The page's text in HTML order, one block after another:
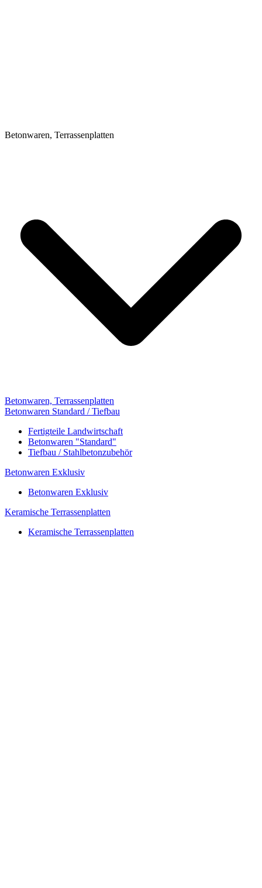
Betonwaren, Terrassenplatten
Betonwaren, Terrassenplatten
Betonwaren Standard / Tiefbau
Fertigteile Landwirtschaft
Betonwaren "Standard"
Tiefbau / Stahlbetonzubehör
Betonwaren Exklusiv
Betonwaren Exklusiv
Keramische Terrassenplatten
Keramische Terrassenplatten